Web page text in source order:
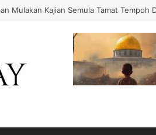
Mulakan Kajian Semula Tamat